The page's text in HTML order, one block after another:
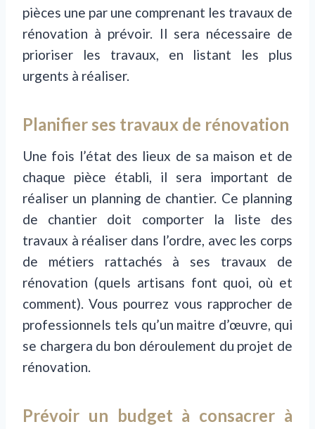
pièces une par une comprenant les travaux de
rénovation à prévoir. Il sera nécessaire de
prioriser les travaux, en listant les plus
urgents à réaliser.
Planifier ses travaux de rénovation
Une fois l’état des lieux de sa maison et de
chaque pièce établi, il sera important de
réaliser un planning de chantier. Ce planning
de chantier doit comporter la liste des
travaux à réaliser dans l’ordre, avec les corps
de métiers rattachés à ses travaux de
rénovation (quels artisans font quoi, où et
comment). Vous pourrez vous rapprocher de
professionnels tels qu’un maitre d’œuvre, qui
se chargera du bon déroulement du projet de
rénovation.
Prévoir un budget à consacrer à